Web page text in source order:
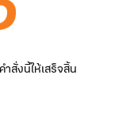
สั่งนี้ให้เสร็จสิ้น